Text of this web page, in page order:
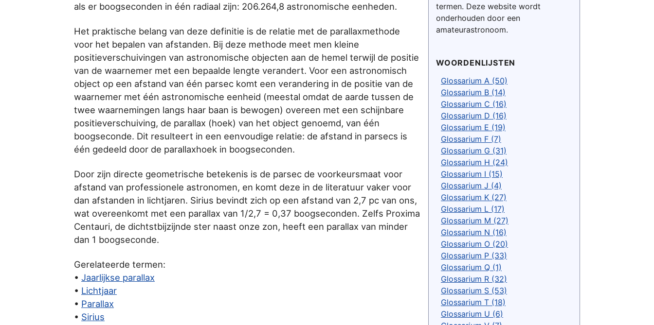
als er boogseconden in één radiaal zijn: 206.264,8 astronomische eenheden.
Het praktische belang van deze definitie is de relatie met de parallaxmethode
voor het bepalen van afstanden. Bij deze methode meet men kleine
positieverschuivingen van astronomische objecten aan de hemel terwijl de positie
van de waarnemer met een bepaalde lengte verandert. Voor een astronomisch
object op een afstand van één parsec komt een verandering in de positie van de
waarnemer met één astronomische eenheid (meestal omdat de aarde tussen de
twee waarnemingen langs haar baan is bewogen) overeen met een schijnbare
positieverschuiving, de parallax (hoek) van het object genoemd, van één
boogseconde. Dit resulteert in een eenvoudige relatie: de afstand in parsecs is
één gedeeld door de parallaxhoek in boogseconden.
Door zijn directe geometrische betekenis is de parsec de voorkeursmaat voor
afstand van professionele astronomen, en komt deze in de literatuur vaker voor
dan afstanden in lichtjaren. Sirius bevindt zich op een afstand van 2,7 pc van ons,
wat overeenkomt met een parallax van 1/2,7 = 0,37 boogseconden. Zelfs Proxima
Centauri, de dichtstbijzijnde ster naast onze zon, heeft een parallax van minder
dan 1 boogseconde.
Gerelateerde termen:
• Jaarlijkse parallax
• Lichtjaar
• Parallax
• Sirius
termen. Deze website wordt
onderhouden door een
amateurastronoom.
WOORDENLIJSTEN
Glossarium A (50)
Glossarium B (14)
Glossarium C (16)
Glossarium D (16)
Glossarium E (19)
Glossarium F (7)
Glossarium G (31)
Glossarium H (24)
Glossarium I (15)
Glossarium J (4)
Glossarium K (27)
Glossarium L (17)
Glossarium M (27)
Glossarium N (16)
Glossarium O (20)
Glossarium P (33)
Glossarium Q (1)
Glossarium R (32)
Glossarium S (53)
Glossarium T (18)
Glossarium U (6)